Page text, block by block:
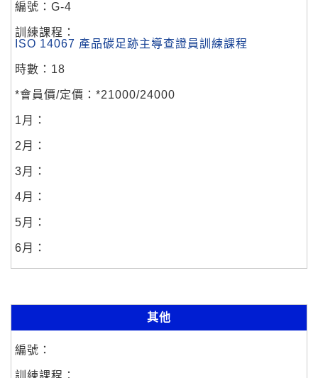
G-4
ISO 14067 產品碳足跡主導查證員訓練課程
18
*21000/24000
其他